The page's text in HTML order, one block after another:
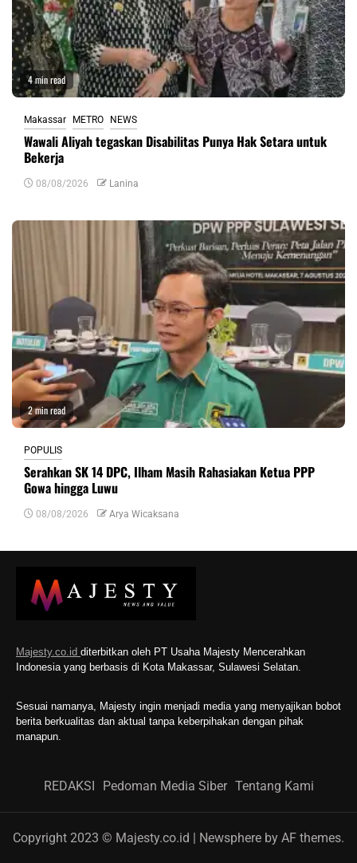
4 min read
Makassar METRO NEWS
Wawali Aliyah tegaskan Disabilitas Punya Hak Setara untuk
Bekerja
08/08/2026 Lanina
2 min read
POPULIS
Serahkan SK 14 DPC, Ilham Masih Rahasiakan Ketua PPP
Gowa hingga Luwu
08/08/2026 Arya Wicaksana
Majesty.co.id diterbitkan oleh PT Usaha Majesty Mencerahkan
Indonesia yang berbasis di Kota Makassar, Sulawesi Selatan.
Sesuai namanya, Majesty ingin menjadi media yang menyajikan bobot
berita berkualitas dan aktual tanpa keberpihakan dengan pihak
manapun.
REDAKSI Pedoman Media Siber Tentang Kami
Copyright 2023 © Majesty.co.id | Newsphere by AF themes.